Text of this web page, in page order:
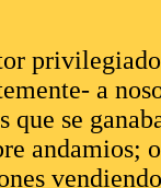
a
se
andamios;